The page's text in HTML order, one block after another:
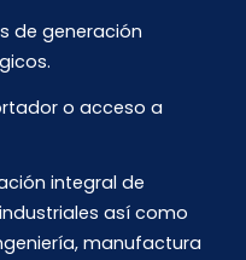
de generación
o acceso a
integral de
así como
manufactura